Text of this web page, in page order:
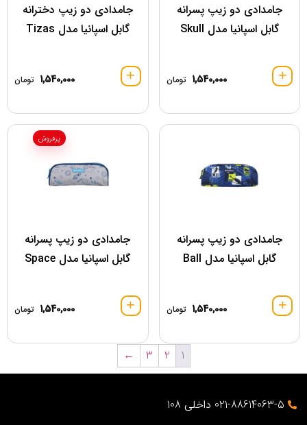
جامدادی دو زیپ پسرانه
گابل اسپانیا مدل Skull
1,540,000 تومان
جامدادی دو زیپ دخترانه
گابل اسپانیا مدل Tizas
1,540,000 تومان
جامدادی دو زیپ پسرانه
گابل اسپانیا مدل Ball
1,540,000 تومان
جامدادی دو زیپ پسرانه
گابل اسپانیا مدل Space
1,540,000 تومان
پرفروش
1
2
3
←
021-88614063-5 داخلی 108